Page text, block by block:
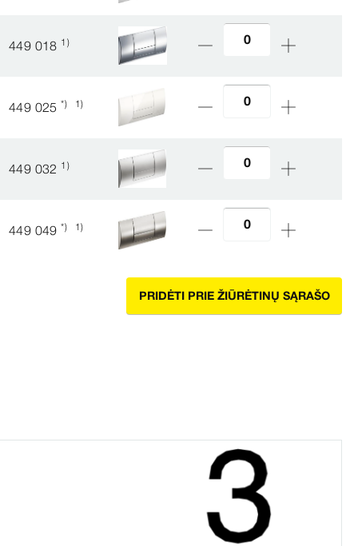
449 018 1)
449 025*) 1)
449 032 1)
449 049*) 1)
PRIDĖTI PRIE ŽIŪRĖTINŲ SĄRAŠO